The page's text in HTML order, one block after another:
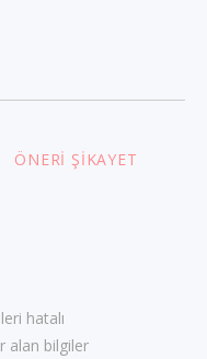
ÖNERI ŞIKAYET
hatalı
alan bilgiler